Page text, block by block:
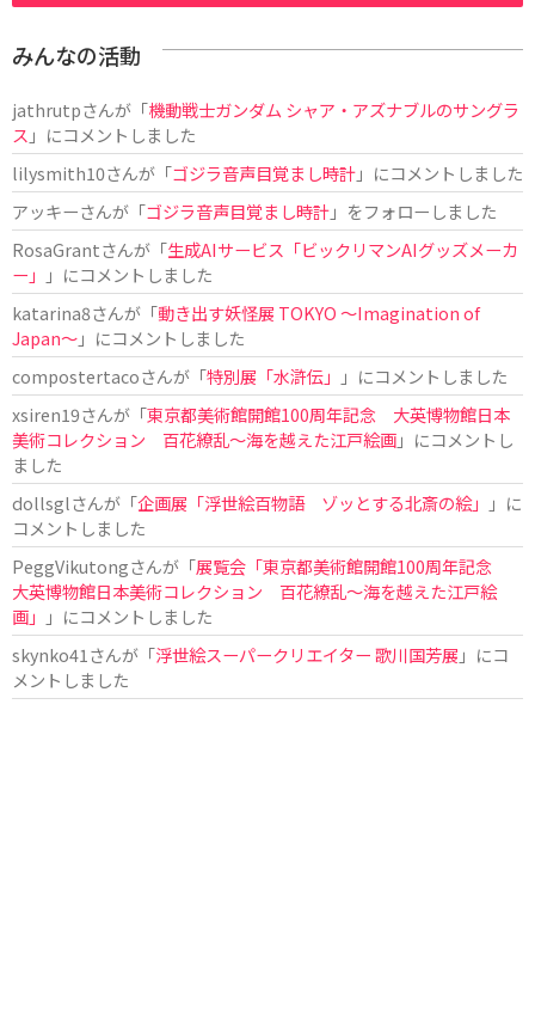
みんなの活動
jathrutpさんが「機動戦士ガンダム シャア・アズナブルのサングラ
ス 」にコメントしました
lilysmith10さんが「ゴジラ音声目覚まし時計」にコメントしました
アッキーさんが「ゴジラ音声目覚まし時計」をフォローしました
RosaGrantさんが「生成AIサービス「ビックリマンAIグッズメーカ
ー」
」にコメントしました
katarina8さんが「動き出す妖怪展 TOKYO 〜Imagination of
Japan〜」にコメントしました
compostertacoさんが「特別展「水滸伝」
」にコメントしました
xsiren19さんが「東京都美術館開館100周年記念 大英博物館日本
美術コレクション 百花繚乱～海を越えた江戸絵画」にコメントし
ました
dollsglさんが「企画展「浮世絵百物語 ゾッとする北斎の絵」
」に
コメントしました
PeggVikutongさんが「展覧会「東京都美術館開館100周年記念
大英博物館日本美術コレクション 百花繚乱〜海を越えた江戸絵
画」
」にコメントしました
skynko41 さんが「浮世絵スーパークリエイター 歌川国芳展 」にコ
メントしました